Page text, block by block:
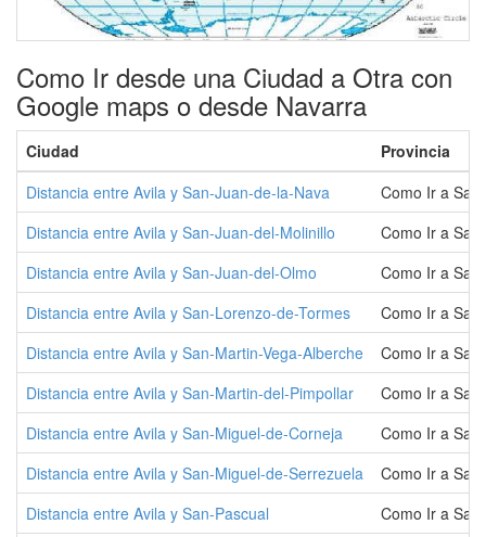
Como Ir desde una Ciudad a Otra con
Google maps o desde Navarra
Ciudad
Provincia
Distancia entre Avila y San-Juan-de-la-Nava
Como Ir a
Distancia entre Avila y San-Juan-del-Molinillo
Como Ir a
Distancia entre Avila y San-Juan-del-Olmo
Como Ir a
Distancia entre Avila y San-Lorenzo-de-Tormes
Como Ir a
Distancia entre Avila y San-Martin-Vega-Alberche
Como Ir a
Distancia entre Avila y San-Martin-del-Pimpollar
Como Ir a
Distancia entre Avila y San-Miguel-de-Corneja
Como Ir a
Distancia entre Avila y San-Miguel-de-Serrezuela
Como Ir a
Distancia entre Avila y San-Pascual
Como Ir a